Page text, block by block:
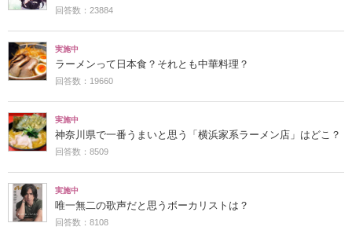
回答数：23884
実施中
ラーメンって日本食？それとも中華料理？
回答数：19660
実施中
神奈川県で一番うまいと思う「横浜家系ラーメン店」はどこ？
回答数：8509
実施中
唯一無二の歌声だと思うボーカリストは？
回答数：8108